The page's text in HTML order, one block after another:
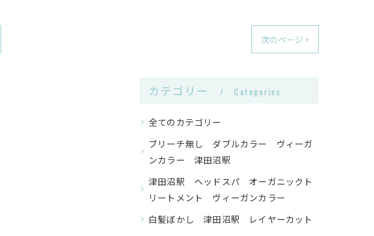
次のページ >
カテゴリー Categories
全てのカテゴリー
ブリーチ無し ダブルカラー ヴィーガ
ンカラー 津田沼駅
津田沼駅 ヘッドスパ オーガニックト
リートメント ヴィーガンカラー
白髪ぼかし 津田沼駅 レイヤーカット